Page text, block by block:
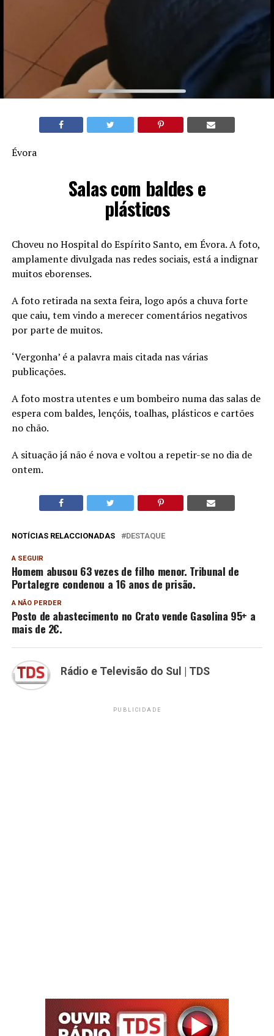
Évora
Salas com baldes e
plásticos
Choveu no Hospital do Espírito Santo, em Évora. A foto,
amplamente divulgada nas redes sociais, está a indignar
muitos eborenses.
A foto retirada na sexta feira, logo após a chuva forte
que caiu, tem vindo a merecer comentários negativos
por parte de muitos.
‘Vergonha’ é a palavra mais citada nas várias
publicações.
A foto mostra utentes e um bombeiro numa das salas de
espera com baldes, lençóis, toalhas, plásticos e cartões
no chão.
A situação já não é nova e voltou a repetir-se no dia de
ontem.
NOTÍCIAS RELACCIONADAS DESTAQUE
A SEGUIR
Homem abusou 63 vezes de filho menor. Tribunal de
Portalegre condenou a 16 anos de prisão.
A NÃO PERDER
Posto de abastecimento no Crato vende Gasolina 95+ a
mais de 2€.
Rádio e Televisão do Sul | TDS
PUBLICIDADE